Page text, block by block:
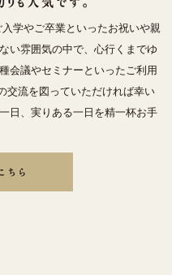
学やご卒業といったお祝いや親
い雰囲気の中で、心行くまでゆ
会議やセミナーといったご利用
交流を図っていただければ幸い
日、実りある一日を精一杯お手